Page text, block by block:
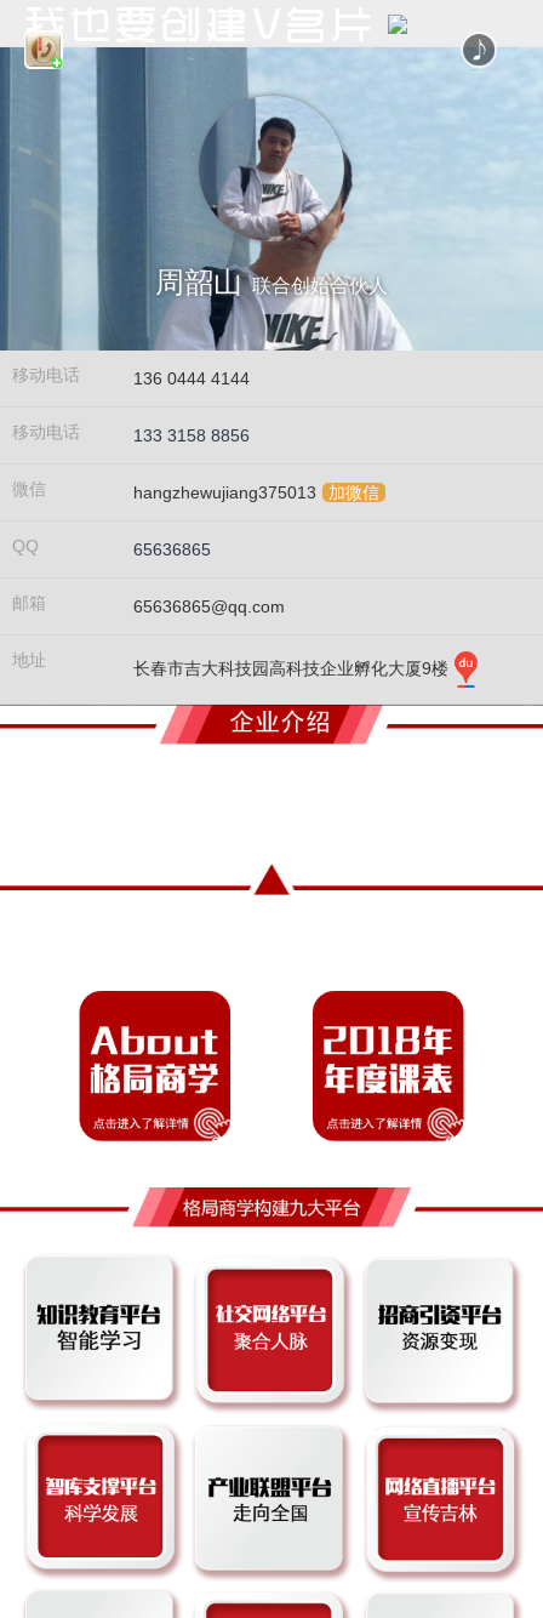
周韶山 联合创始合伙人
移动电话 136 0444 4144
移动电话 133 3158 8856
微信 hangzhewujiang375013 加微信
QQ 65636865
邮箱 65636865@qq.com
地址 长春市吉大科技园高科技企业孵化大厦9楼